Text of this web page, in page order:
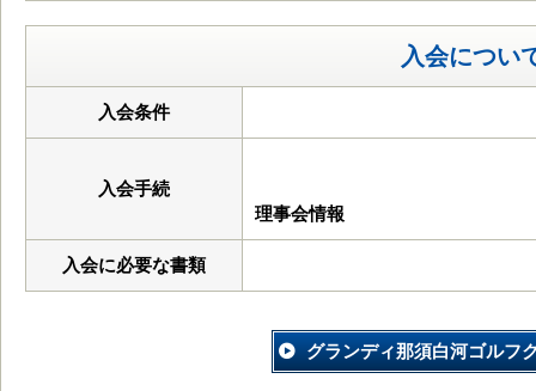
入会につい
入会条件
入会手続
理事会情報
入会に必要な書類
グランディ那須白河ゴルフ